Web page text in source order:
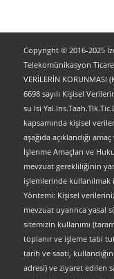
Copyright © 2016-2025
Telekomünikasyon
VERİLERİN KORUNMASI
6698 sayılı Kişisel
su Isi
kapsamında kişisel
aşağıda açıklandığı
İşlenme Amaçları ve
mevzuat gerekliliğinin
işlemlerinde kullanılmak
Yöntemi: Kişisel
mevzuat uyarınca yasal
sitemizin kullanımı
toplanır ve işleme tabi
tarih ve saati,
adresi) ve ziyaret edilen